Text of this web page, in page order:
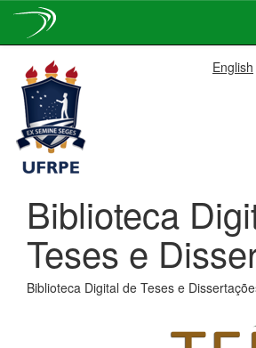
navigation
English
Biblioteca
Teses e
Biblioteca Digital de Teses e